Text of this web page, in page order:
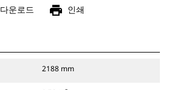
다운로드 print 인쇄
2188 mm